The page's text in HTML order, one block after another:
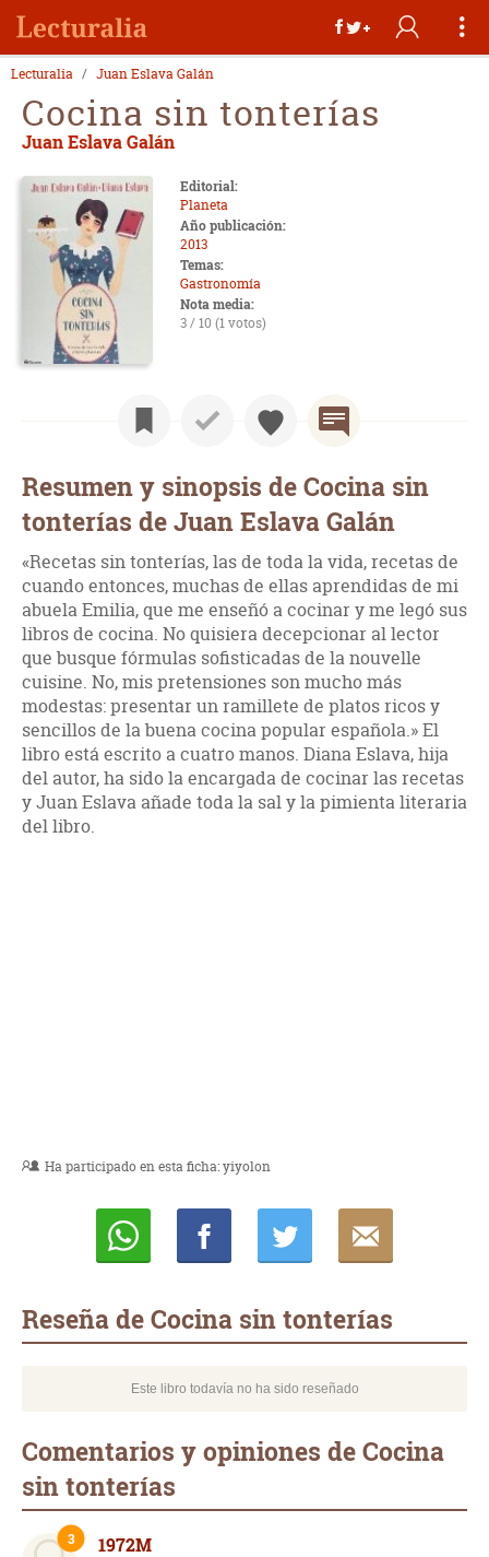
Lecturalia Juan Eslava Galán
Cocina sin tonterías
Juan Eslava Galán
Editorial:
Planeta
Año publicación:
2013
Temas:
Gastronomía
Nota media:
3 / 10 (1 votos)
Resumen y sinopsis de Cocina sin
tonterías de Juan Eslava Galán
«Recetas sin tonterías, las de toda la vida, recetas de
cuando entonces, muchas de ellas aprendidas de mi
abuela Emilia, que me enseñó a cocinar y me legó sus
libros de cocina. No quisiera decepcionar al lector
que busque fórmulas sofisticadas de la nouvelle
cuisine. No, mis pretensiones son mucho más
modestas: presentar un ramillete de platos ricos y
sencillos de la buena cocina popular española.» El
libro está escrito a cuatro manos. Diana Eslava, hija
del autor, ha sido la encargada de cocinar las recetas
y Juan Eslava añade toda la sal y la pimienta literaria
del libro.
Ha participado en esta ficha:yiyolon
Reseña de Cocina sin tonterías
Este libro todavía no ha sido reseñado
Comentarios y opiniones de Cocina
sin tonterías
1972M
3